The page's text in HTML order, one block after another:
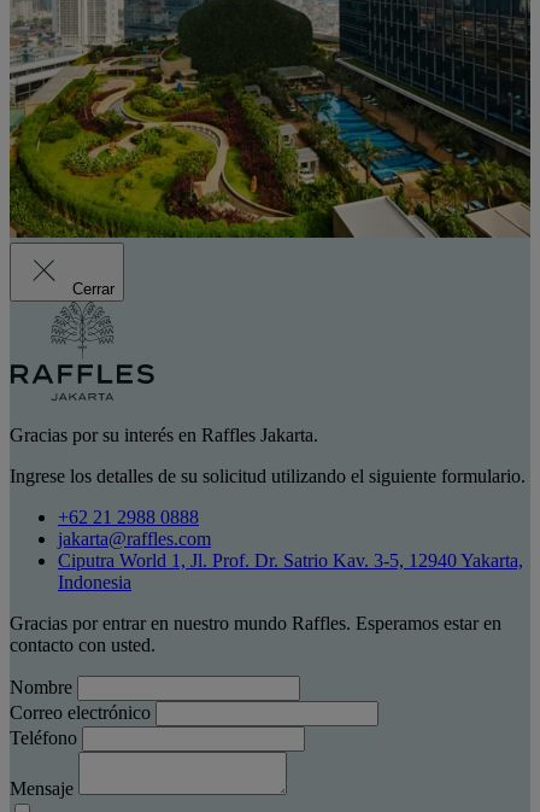
Cerrar
Gracias por su interés en Raffles Jakarta.
Ingrese los detalles de su solicitud utilizando el siguiente formulario.
+62 21 2988 0888
jakarta@raffles.com
Ciputra World 1, Jl. Prof. Dr. Satrio Kav. 3-5, 12940 Yakarta,
Indonesia
Gracias por entrar en nuestro mundo Raffles. Esperamos estar en
contacto con usted.
Nombre
Correo electrónico
Teléfono
Mensaje